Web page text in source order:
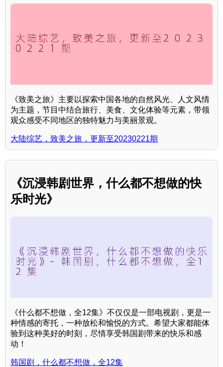
《致美之旅》主要以探索中国各地的自然风光、人文风情
为主题，节目中结合旅行、美食、文化体验等元素，带领
观众感受不同地区的独特魅力与美丽景观。
大陆综艺，致美之旅，更新至20230221期
《沉浸韩剧世界，什么都不想做的快
乐时光》
《什么都不想做，全12集》不仅仅是一部电视剧，更是一
种情感的寄托，一种放松和愉悦的方式。希望大家都能体
验到这种美好的时刻，尽情享受韩国剧带来的快乐和感
动！
韩国剧，什么都不想做，全12集